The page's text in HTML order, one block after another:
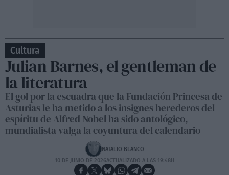
Cultura
Julian Barnes, el gentleman de
la literatura
El gol por la escuadra que la Fundación Princesa de
Asturias le ha metido a los insignes herederos del
espíritu de Alfred Nobel ha sido antológico,
mundialista valga la coyuntura del calendario
NATALIO BLANCO
10 DE JUNIO DE 2026ACTUALIZADO A LAS 19:48H